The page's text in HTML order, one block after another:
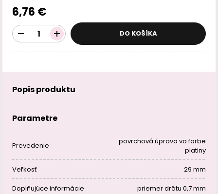
6,76 €
DO KOŠÍKA
Popis produktu
Parametre
Prevedenie
povrchová úprava vo farbe
platiny
Veľkosť 29 mm
Doplňujúce informácie priemer drôtu 0,7 mm